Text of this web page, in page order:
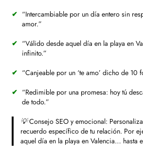
“Intercambiable por un día entero sin
amor.”
“Válido desde aquel día en la playa en
infinito.”
“Canjeable por un ‘te amo’ dicho de 10
“Redimible por una promesa: hoy tú
de todo.”
💡 Consejo SEO y emocional:
recuerdo específico de tu relación. Por
aquel día en la playa en Valencia… hasta